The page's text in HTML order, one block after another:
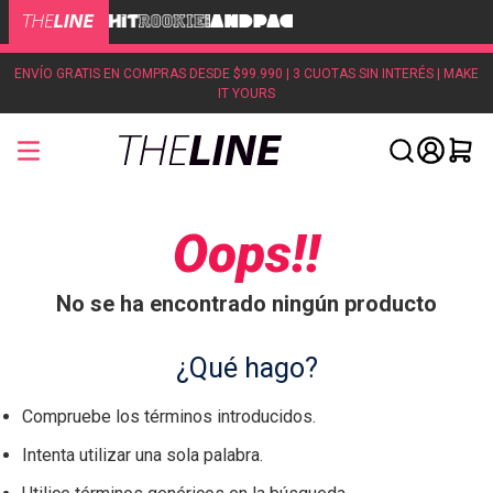
ENVÍO GRATIS EN COMPRAS DESDE $99.990 | 3 CUOTAS SIN INTERÉS | MAKE
IT YOURS
Oops!!
No se ha encontrado ningún producto
¿Qué hago?
Compruebe los términos introducidos.
Intenta utilizar una sola palabra.